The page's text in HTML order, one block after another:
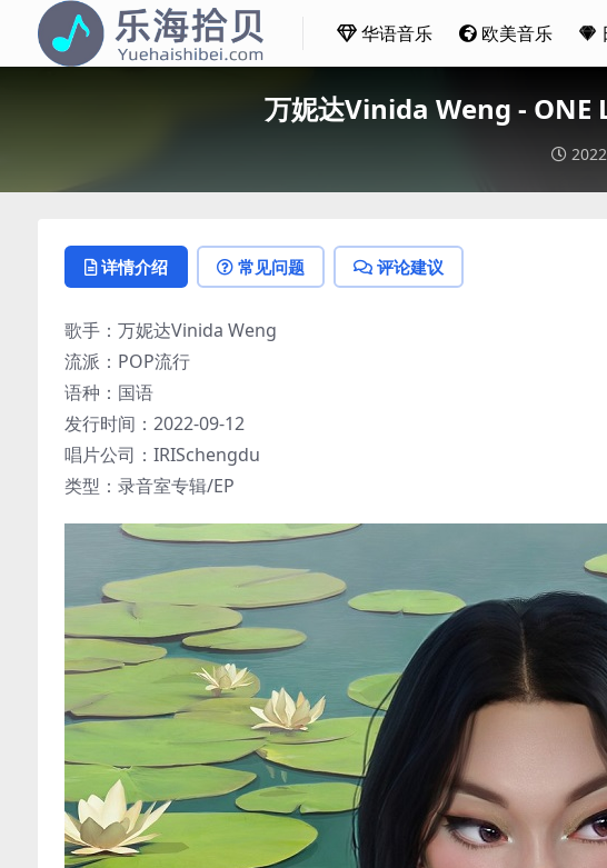
华语音乐 欧美音乐
万妮达Vinida Weng - ONE
详情介绍 常见问题 评论建议
歌手：万妮达Vinida Weng
流派：POP流行
语种：国语
发行时间：2022-09-12
唱片公司：IRISchengdu
类型：录音室专辑/EP